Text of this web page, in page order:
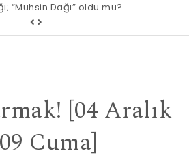
“Muhsin Dağı” oldu mu?
sözüne inanır mısın?
[04 Aralık
Cuma]